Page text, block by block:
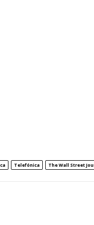
Telefónica The Wall Street